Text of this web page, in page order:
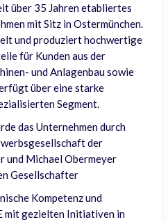
über 35 Jahren etabliertes
mit Sitz in Ostermünchen.
und produziert hochwertige
für Kunden aus der
und Anlagenbau sowie
über eine starke
Segment.
das Unternehmen durch
der
und Michael Obermeyer
Gesellschafter
Kompetenz und
mit gezielten Initiativen in